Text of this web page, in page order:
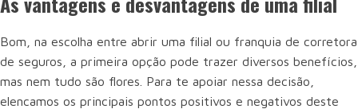
Bom, na escolha entre abrir uma filial ou franquia de corretora
de seguros, a primeira opção pode trazer diversos benefícios,
mas nem tudo são flores. Para te apoiar nessa decisão,
elencamos os principais pontos positivos e negativos deste